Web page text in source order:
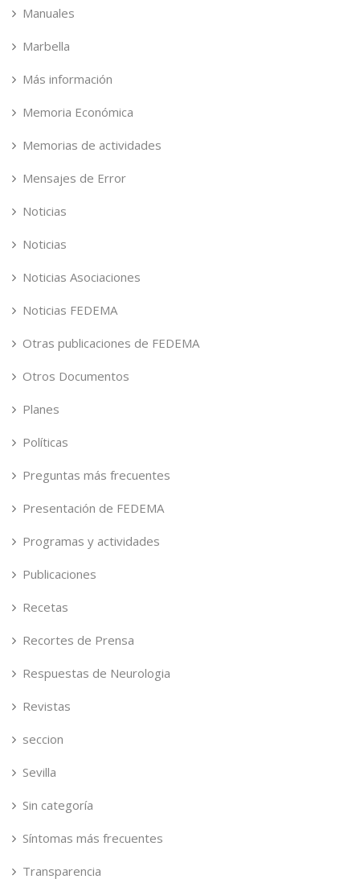
Manuales
Marbella
Más información
Memoria Económica
Memorias de actividades
Mensajes de Error
Noticias
Noticias
Noticias Asociaciones
Noticias FEDEMA
Otras publicaciones de FEDEMA
Otros Documentos
Planes
Políticas
Preguntas más frecuentes
Presentación de FEDEMA
Programas y actividades
Publicaciones
Recetas
Recortes de Prensa
Respuestas de Neurologia
Revistas
seccion
Sevilla
Sin categoría
Síntomas más frecuentes
Transparencia